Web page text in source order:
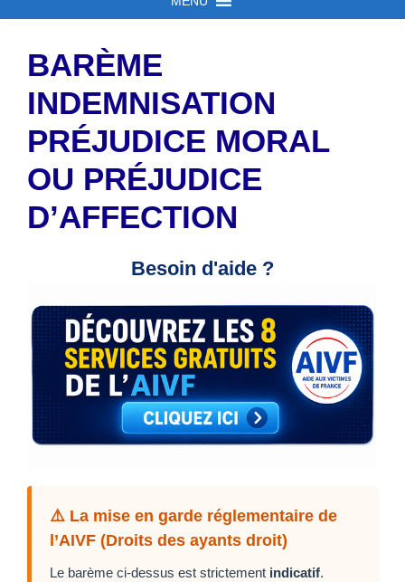
BARÈME
INDEMNISATION
PRÉJUDICE MORAL
OU PRÉJUDICE
D’AFFECTION
Besoin d'aide ?
⚠️ La mise en garde réglementaire de
l’AIVF (Droits des ayants droit)
Le barème ci-dessus est strictement indicatif.